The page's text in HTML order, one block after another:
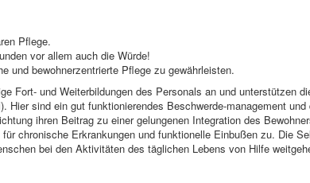
Pflege.
vor allem auch die Würde!
und bewohnerzentrierte Pflege zu gewährleisten.
Fort- und Weiterbildungen des Personals an und unterstützen
sind ein gut funktionierendes Beschwerde-management
ihren Beitrag zu einer gelungenen Integration des
chronische Erkrankungen und funktionelle Einbußen zu. Die
bei den Aktivitäten des täglichen Lebens von Hilfe